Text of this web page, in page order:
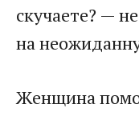
скучаете? —
на
Женщина